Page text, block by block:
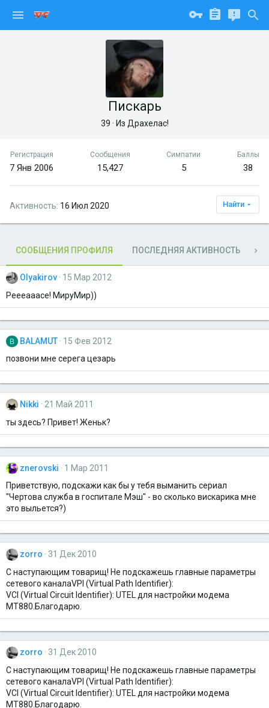
Пискарь
39 · Из Драхелас!
Регистрация
7 Янв 2006
Сообщения
15,427
Симпатии
5
Баллы
38
Активность 16 Июл 2020 Найти
СООБЩЕНИЯ ПРОФИЛЯ ПОСЛЕДНЯЯ АКТИВНОСТЬ
Olyakirov
15 Мар 2012
Peeeaaace! МируМир))
B BALAMUT
15 Фев 2012
позвони мне серега цезарь
Nikki
21 Май 2011
ты здесь? Привет! Женьк?
znerovski
1 Мар 2011
Приветствую, подскажи как бы у тебя выманить сериал
"Чертова служба в госпитале Мэш" - во сколько вискарика мне
это выльется?)
zorro
31 Дек 2010
С наступающим товарищ! Не подскажешь главные параметры
сетевого каналаVPI (Virtual Path Identifier):
VCI (Virtual Circuit Identifier): UTEL для настройки модема
МТ880.Благодарю.
zorro
31 Дек 2010
С наступающим товарищ! Не подскажешь главные параметры
сетевого каналаVPI (Virtual Path Identifier):
VCI (Virtual Circuit Identifier): UTEL для настройки модема
МТ880.Благодарю.